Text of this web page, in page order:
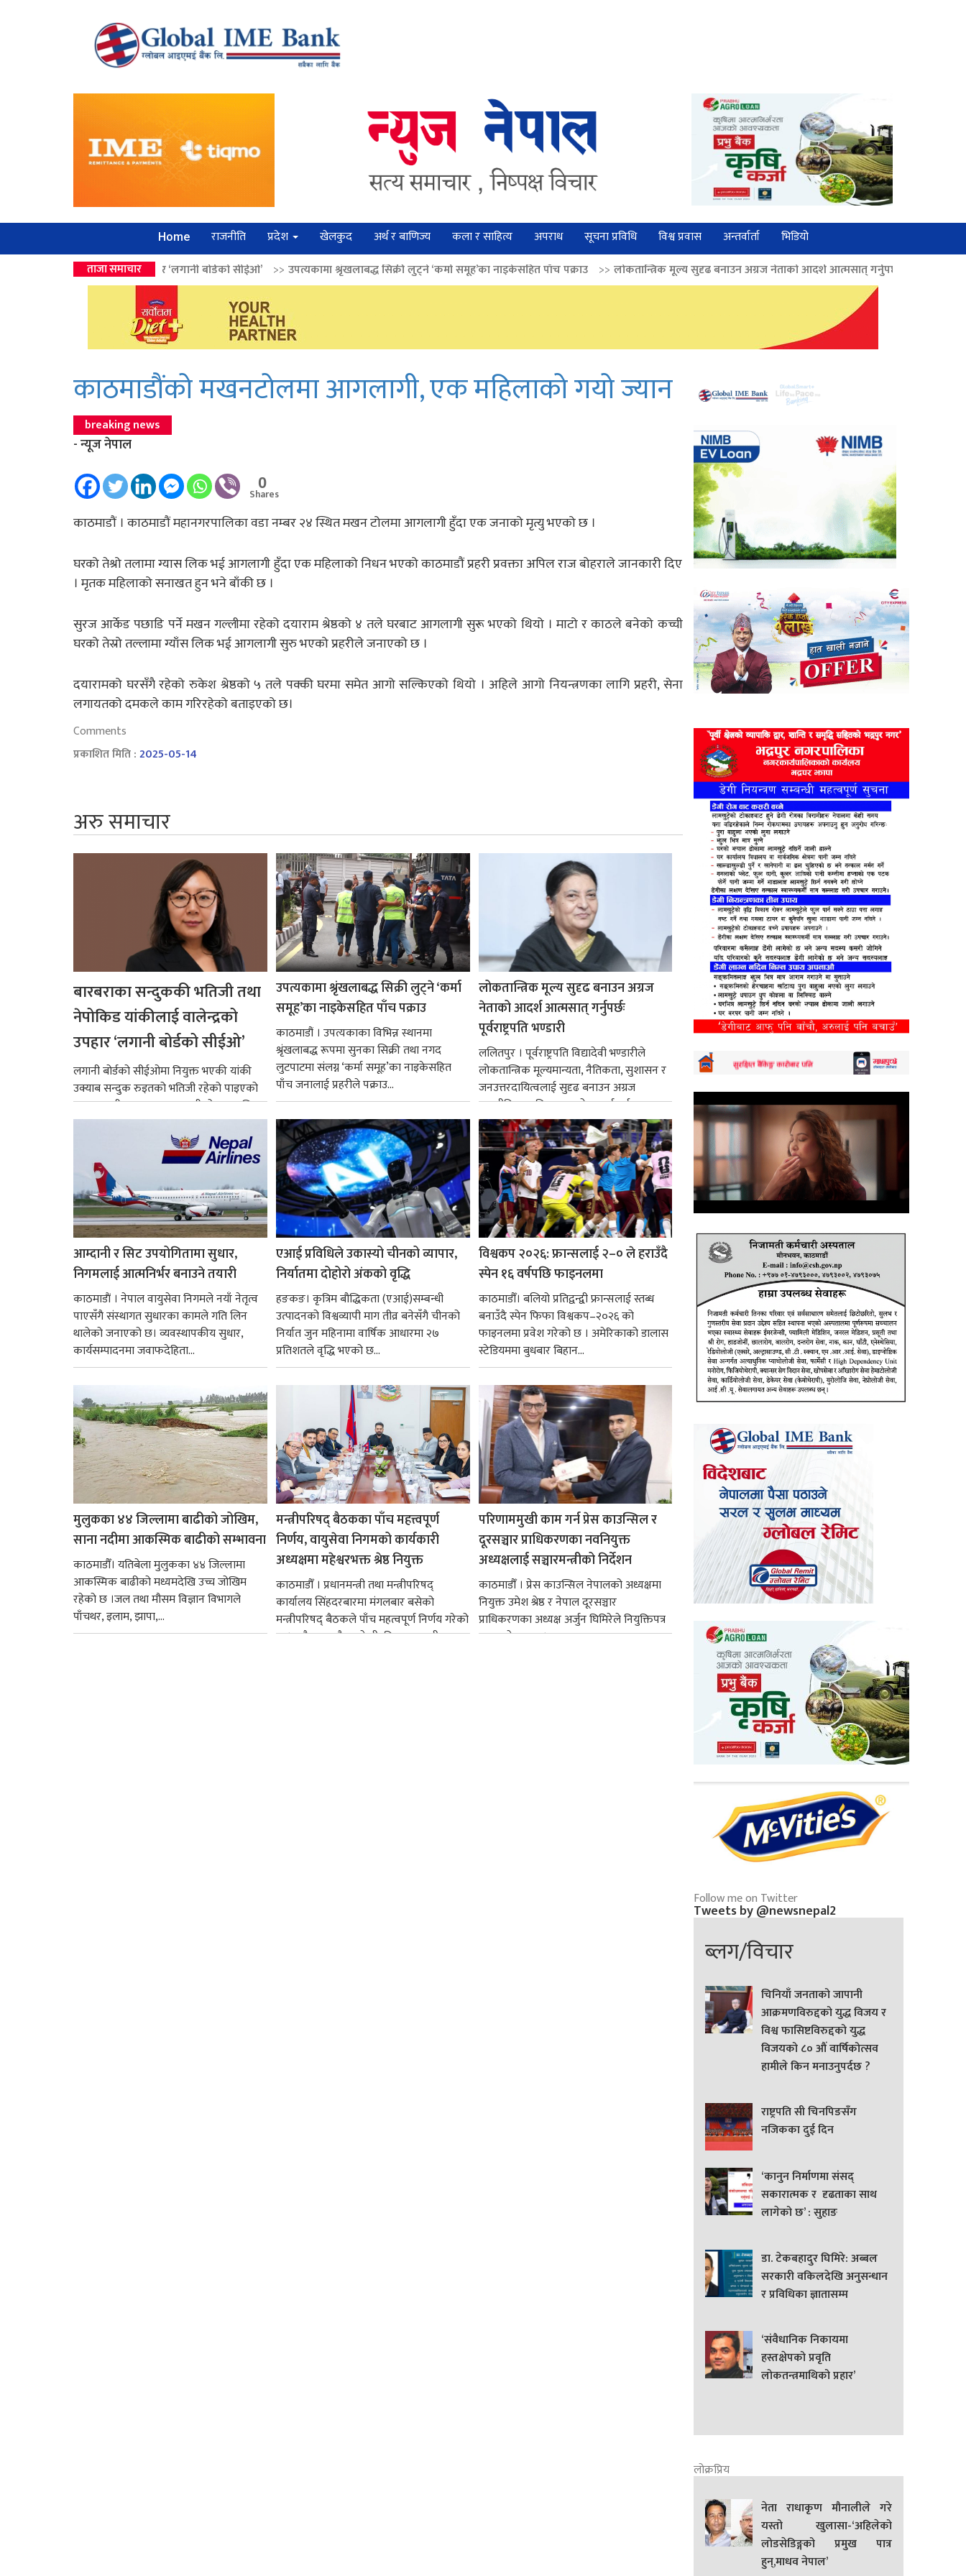
Home राजनीति प्रदेश खेलकुद अर्थ र बाणिज्य कला र साहित्य अपराध सूचना प्रविधि विश्व प्रवास अन्तर्वार्ता भिडियो
ताजा समाचार
उपहार ‘लगानी बोर्डको सीईओ’ >> उपत्यकामा श्रृंखलाबद्ध सिक्री लुट्ने ‘कर्मा समूह’का नाइकेसहित पाँच पक्राउ >>लोकतान्त्रिक मूल्य सुदृढ बनाउन अग्रज नेताको आदर्श आत्मसात् गर्नुपर्छः पूर्वराष्ट्रपति भण्डारी
काठमाडाैंको मखनटोलमा आगलागी, एक महिलाको गयो ज्यान
breaking news
- न्यूज नेपाल
0
Shares
काठमाडौं । काठमाडौं महानगरपालिका वडा नम्बर २४ स्थित मखन टोलमा आगलागी हुँदा एक जनाको मृत्यु भएको छ ।
घरको तेश्रो तलामा ग्यास लिक भई आगलागी हुँदा एक महिलाको निधन भएको काठमाडौं प्रहरी प्रवक्ता अपिल राज बोहराले जानकारी दिए
। मृतक महिलाको सनाखत हुन भने बाँकी छ ।
सुरज आर्केड पछाडि पर्ने मखन गल्लीमा रहेको दयाराम श्रेष्ठको ४ तले घरबाट आगलागी सुरू भएको थियो । माटो र काठले बनेको कच्ची
घरको तेस्रो तल्लामा ग्याँस लिक भई आगलागी सुरु भएको प्रहरीले जनाएको छ ।
दयारामको घरसँगै रहेको रुकेश श्रेष्ठको ५ तले पक्की घरमा समेत आगो सल्किएको थियो । अहिले आगो नियन्त्रणका लागि प्रहरी, सेना
लगायतको दमकले काम गरिरहेको बताइएको छ।
Comments
प्रकाशित मिति :2025-05-14
अरु समाचार
बारबराका सन्दुककी भतिजी तथा
नेपोकिड यांकीलाई वालेन्द्रको
उपहार ‘लगानी बोर्डको सीईओ’
लगानी बोर्डको सीईओमा नियुक्त भएकी यांकी
उक्याब सन्दुक रुइतको भतिजी रहेको पाइएको
छ। तत्कालीन समयमा महाकालीको अञ्चलाधिश
नै बनेका जोन...
उपत्यकामा श्रृंखलाबद्ध सिक्री लुट्ने ‘कर्मा
समूह’का नाइकेसहित पाँच पक्राउ
काठमाडौं । उपत्यकाका विभिन्न स्थानमा
श्रृंखलाबद्ध रूपमा सुनका सिक्री तथा नगद
लुटपाटमा संलग्न ‘कर्मा समूह’का नाइकेसहित
पाँच जनालाई प्रहरीले पक्राउ...
लोकतान्त्रिक मूल्य सुदृढ बनाउन अग्रज
नेताको आदर्श आत्मसात् गर्नुपर्छः
पूर्वराष्ट्रपति भण्डारी
ललितपुर । पूर्वराष्ट्रपति विद्यादेवी भण्डारीले
लोकतान्त्रिक मूल्यमान्यता, नैतिकता, सुशासन र
जनउत्तरदायित्वलाई सुदृढ बनाउन अग्रज
राजनीतिक व्यक्तित्वहरूको आदर्शलाई आत्मसात्
गर्न आवश्यक...
आम्दानी र सिट उपयोगितामा सुधार,
निगमलाई आत्मनिर्भर बनाउने तयारी
काठमाडाैं । नेपाल वायुसेवा निगमले नयाँ नेतृत्व
पाएसँगै संस्थागत सुधारका कामले गति लिन
थालेको जनाएको छ। व्यवस्थापकीय सुधार,
कार्यसम्पादनमा जवाफदेहिता...
एआई प्रविधिले उकास्यो चीनको व्यापार,
निर्यातमा दोहोरो अंकको वृद्धि
हङकङ। कृत्रिम बौद्धिकता (एआई)सम्बन्धी
उत्पादनको विश्वव्यापी माग तीव्र बनेसँगै चीनको
निर्यात जुन महिनामा वार्षिक आधारमा २७
प्रतिशतले वृद्धि भएको छ...
विश्वकप २०२६: फ्रान्सलाई २–० ले हराउँदै
स्पेन १६ वर्षपछि फाइनलमा
काठमाडौँ। बलियो प्रतिद्वन्द्वी फ्रान्सलाई स्तब्ध
बनाउँदै स्पेन फिफा विश्वकप–२०२६ को
फाइनलमा प्रवेश गरेको छ । अमेरिकाको डालास
स्टेडियममा बुधबार बिहान...
मुलुकका ४४ जिल्लामा बाढीको जोखिम,
साना नदीमा आकस्मिक बाढीको सम्भावना
काठमाडौँ। यतिबेला मुलुकका ४४ जिल्लामा
आकस्मिक बाढीको मध्यमदेखि उच्च जोखिम
रहेको छ ।जल तथा मौसम विज्ञान विभागले
पाँचथर, इलाम, झापा,...
मन्त्रीपरिषद् बैठकका पाँच महत्त्वपूर्ण
निर्णय, वायुसेवा निगमको कार्यकारी
अध्यक्षमा महेश्वरभक्त श्रेष्ठ नियुक्त
काठमाडौँ । प्रधानमन्त्री तथा मन्त्रीपरिषद्
कार्यालय सिंहदरबारमा मंगलबार बसेको
मन्त्रीपरिषद् बैठकले पाँच महत्वपूर्ण निर्णय गरेको
छ । यसैक्रममा बैडकले बीउबिजनसम्बन्धी...
परिणाममुखी काम गर्न प्रेस काउन्सिल र
दूरसञ्चार प्राधिकरणका नवनियुक्त
अध्यक्षलाई सञ्चारमन्त्रीको निर्देशन
काठमाडौँ । प्रेस काउन्सिल नेपालको अध्यक्षमा
नियुक्त उमेश श्रेष्ठ र नेपाल दूरसञ्चार
प्राधिकरणका अध्यक्ष अर्जुन घिमिरेले नियुक्तिपत्र
ग्रहण गरेका छन्।...
Follow me on Twitter
Tweets by @newsnepal2
ब्लग/विचार
चिनियाँ जनताको जापानी
आक्रमणविरुद्दको युद्ध विजय र
विश्व फासिष्टविरुद्दको युद्ध
विजयको ८० औं वार्षिकोत्सव
हामीले किन मनाउनुपर्दछ ?
राष्ट्रपति सी चिनपिङसँग
नजिकका दुई दिन
‘कानुन निर्माणमा संसद्
सकारात्मक र दृढताका साथ
लागेको छ’ : सुहाङ
डा. टेकबहादुर घिमिरे: अब्बल
सरकारी वकिलदेखि अनुसन्धान
र प्रविधिका ज्ञातासम्म
‘संवैधानिक निकायमा
हस्तक्षेपको प्रवृति
लोकतन्त्रमाथिको प्रहार’
लोक्रप्रिय
नेता राधाकृण मौनालीले गरे
यस्तो खुलासा-‘अहिलेको
लोडसेडिङ्गको प्रमुख पात्र
हुन्,माधव नेपाल’